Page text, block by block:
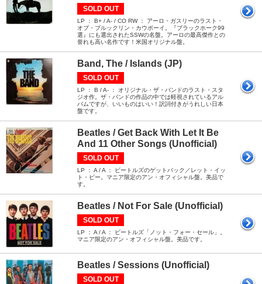
SOLD OUT
LP ： B+ / A- / CO RW ： アーロ・ガスリーのラスト・
オブ・ブルックリン・カウボーイ。『ブラックホーク99
選』にも選出されたSSWの名盤。アーロの最高傑作との
誉れも高い名作です！米国オリジナル盤。
Band, The / Islands (JP)
SOLD OUT
LP ： B / A- ： オリジナル・ザ・バンドのラスト・スタ
ジオ作。ザ・バンドの作品の中では軽視されているアル
バムですが、いいものはいい！訳詞付きがうれしい日本
盤です。
Beatles / Get Back With Let It Be
And 11 Other Songs (Unofficial)
SOLD OUT
LP ： A / A ： ビートルズのゲットバック／レット・イッ
ト・ビー。マニア限定のアン・オフィシャル盤。美品で
す。
Beatles / Not For Sale (Unofficial)
SOLD OUT
LP ： A / A ： ビートルズ「ノット・フォー・セール」。
マニア限定のアン・オフィシャル盤。美品です。
Beatles / Sessions (Unofficial)
SOLD OUT